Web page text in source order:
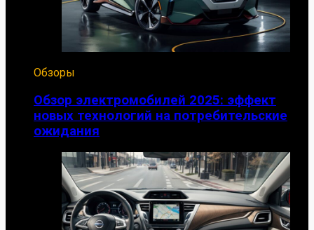
Обзоры
Обзор электромобилей 2025: эффект
новых технологий на потребительские
ожидания